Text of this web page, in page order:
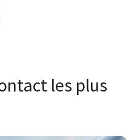
les plus